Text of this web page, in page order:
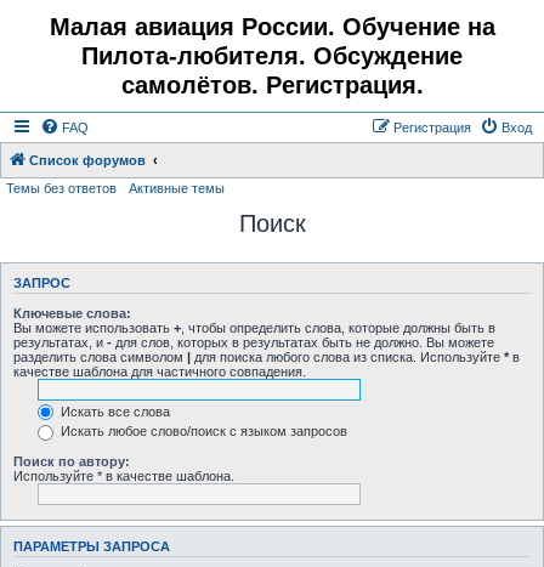
Малая авиация России. Обучение на
Пилота-любителя. Обсуждение
самолётов. Регистрация.
FAQ Вход
Регистрация
Список форумов
Темы без ответов
Активные темы
Поиск
ЗАПРОС
Ключевые слова:
Вы можете использовать + , чтобы определить слова, которые должны быть в
результатах, и - для слов, которых в результатах быть не должно. Вы можете
разделить слова символом | для поиска любого слова из списка. Используйте * в
качестве шаблона для частичного совпадения.
Искать все слова
Искать любое слово/поиск с языком запросов
Поиск по автору:
Используйте * в качестве шаблона.
ПАРАМЕТРЫ ЗАПРОСА